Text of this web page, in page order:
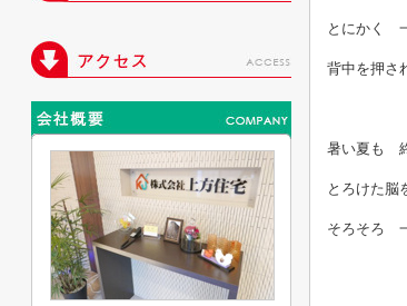
とにかく
背中を押さ
暑い夏も
とろけた
そろそろ